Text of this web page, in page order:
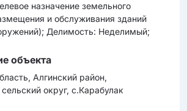
назначение земельного
и обслуживания зданий
Делимость: Неделимый;
объекта
Алгинский район,
округ, с.Карабулак